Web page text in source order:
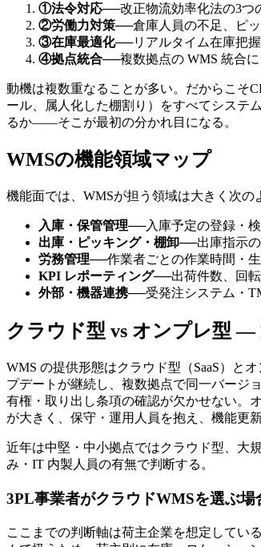
①法令対応──改正物流効率化法の3つ
②労働力対策──倉庫人員の不足、ピ
③在庫最適化──リアルタイム在庫把
④拠点統合──複数拠点の WMS 統合
動機は複数重なることが多い。だからこそ
ール、属人化した棚割り）をすべてシステ
るか――そこが最初の分かれ目になる。
WMSの機能領域マップ
機能面では、WMSが担う領域は大きく次の
入庫・保管管理──入庫予定の登録・
出庫・ピッキング・棚卸──出庫指示
労務管理──作業者ごとの作業時間・
KPI レポーティング──出荷件数、回
外部・機器連携──受発注システム・
クラウド型 vs オンプレ型 —
WMS の提供形態はクラウド型（SaaS）と
プデートが継続し、複数拠点で同一バー
有権・取り出し条項の確認が欠かせない。
が大きく、保守・運用人員を抱え、機能更
近年は中堅・中小拠点ではクラウド型、大
み・IT 内製人員の有無で判断する。
3PL事業者がクラウドWMSを選ぶ場
ここまでの判断軸は荷主企業を想定してい